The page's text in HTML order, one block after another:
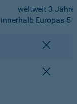
weltweit 3 Jahre,
innerhalb Europas 5